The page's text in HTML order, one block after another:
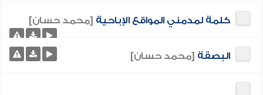
كلمة لمدمني المواقع الإباحية [محمد حسان]
البصقة [محمد حسان]